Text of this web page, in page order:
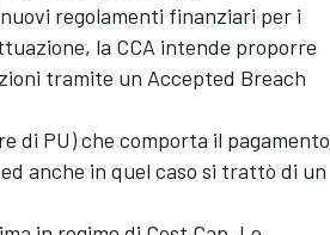
regolamenti finanziari per i
la CCA intende proporre
tramite un Accepted Breach
di PU) che comporta il pagamento
anche in quel caso si trattò di un